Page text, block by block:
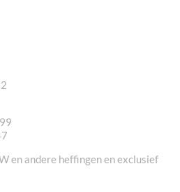
en andere heffingen en exclusief